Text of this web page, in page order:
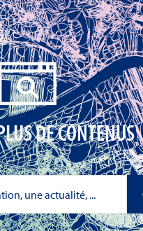
DE CONTENUS